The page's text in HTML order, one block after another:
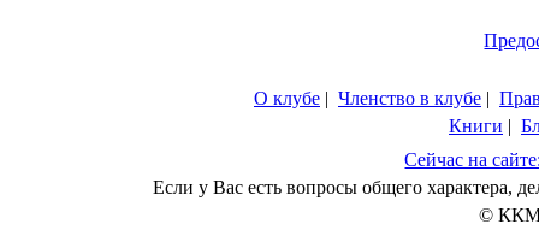
О клубе | Членство в клубе |
Книги |
Сейчас на
Если у Вас есть вопросы общего характера,
© ККМ